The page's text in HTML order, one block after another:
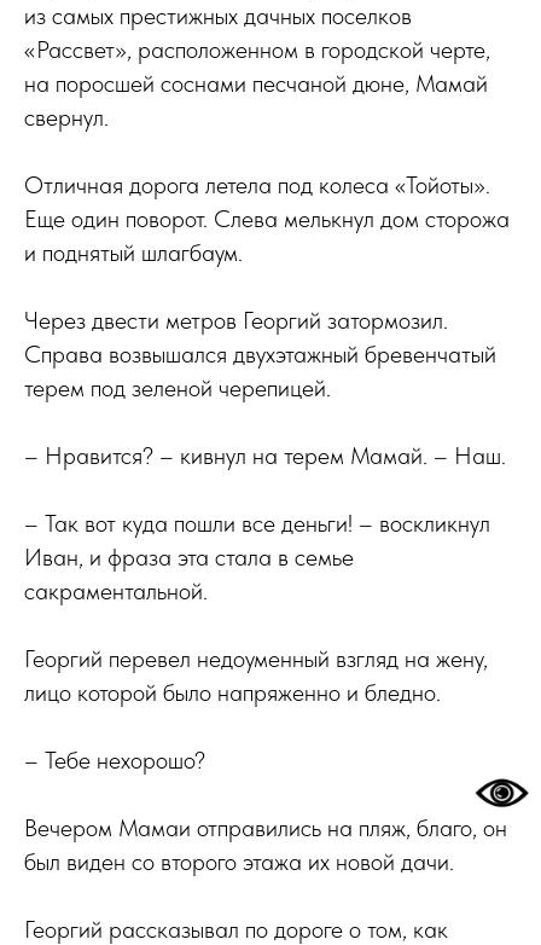
из самых престижных дачных поселков
«Рассвет», расположенном в городской черте,
на поросшей соснами песчаной дюне, Мамай
свернул.
Отличная дорога летела под колеса «Тойоты».
Еще один поворот. Слева мелькнул дом сторожа
и поднятый шлагбаум.
Через двести метров Георгий затормозил.
Справа возвышался двухэтажный бревенчатый
терем под зеленой черепицей.
– Нравится? – кивнул на терем Мамай. – Наш.
– Так вот куда пошли все деньги! – воскликнул
Иван, и фраза эта стала в семье
сакраментальной.
Георгий перевел недоуменный взгляд на жену,
лицо которой было напряженно и бледно.
– Тебе нехорошо?
Вечером Мамаи отправились на пляж, благо, он
был виден со второго этажа их новой дачи.
Георгий рассказывал по дороге о том, как